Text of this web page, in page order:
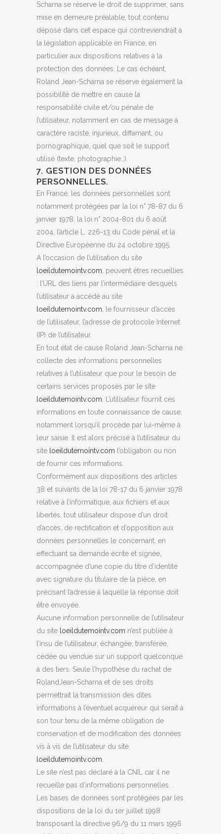
Scharna se réserve le droit de supprimer, sans
mise en demeure préalable, tout contenu
déposé dans cet espace qui contreviendrait à
la législation applicable en France, en
particulier aux dispositions relatives à la
protection des données. Le cas échéant,
Roland Jean-Scharna se réserve également la
possibilité de mettre en cause la
responsabilité civile et/ou pénale de
l’utilisateur, notamment en cas de message à
caractère raciste, injurieux, diffamant, ou
pornographique, quel que soit le support
utilisé (texte, photographie…).
7. GESTION DES DONNÉES
PERSONNELLES.
En France, les données personnelles sont
notamment protégées par la loi n° 78-87 du 6
janvier 1978, la loi n° 2004-801 du 6 août
2004, l’article L. 226-13 du Code pénal et la
Directive Européenne du 24 octobre 1995.
A l’occasion de l’utilisation du site
loeildutemointv.com , peuvent êtres recueillies
: l’URL des liens par l’intermédiaire desquels
l’utilisateur a accédé au site
loeildutemointv.com , le fournisseur d’accès
de l’utilisateur, l’adresse de protocole Internet
(IP) de l’utilisateur.
En tout état de cause Roland Jean-Scharna ne
collecte des informations personnelles
relatives à l’utilisateur que pour le besoin de
certains services proposés par le site
loeildutemointv.com . L’utilisateur fournit ces
informations en toute connaissance de cause,
notamment lorsqu’il procède par lui-même à
leur saisie. Il est alors précisé à l’utilisateur du
site loeildutemointv.com l’obligation ou non
de fournir ces informations.
Conformément aux dispositions des articles
38 et suivants de la loi 78-17 du 6 janvier 1978
relative à l’informatique, aux fichiers et aux
libertés, tout utilisateur dispose d’un droit
d’accès, de rectification et d’opposition aux
données personnelles le concernant, en
effectuant sa demande écrite et signée,
accompagnée d’une copie du titre d’identité
avec signature du titulaire de la pièce, en
précisant l’adresse à laquelle la réponse doit
être envoyée.
Aucune information personnelle de l’utilisateur
du site loeildutemointv.com n’est publiée à
l’insu de l’utilisateur, échangée, transférée,
cédée ou vendue sur un support quelconque
à des tiers. Seule l’hypothèse du rachat de
RolandJean-Scharna et de ses droits
permettrait la transmission des dites
informations à l’éventuel acquéreur qui serait à
son tour tenu de la même obligation de
conservation et de modification des données
vis à vis de l’utilisateur du site
loeildutemointv.com
Le site n’est pas déclaré à la CNIL car il ne
recueille pas d’informations personnelles. .
Les bases de données sont protégées par les
dispositions de la loi du 1er juillet 1998
transposant la directive 96/9 du 11 mars 1996